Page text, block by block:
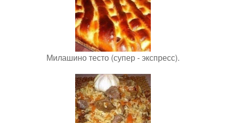
Милашино тесто (супер - экспресс).